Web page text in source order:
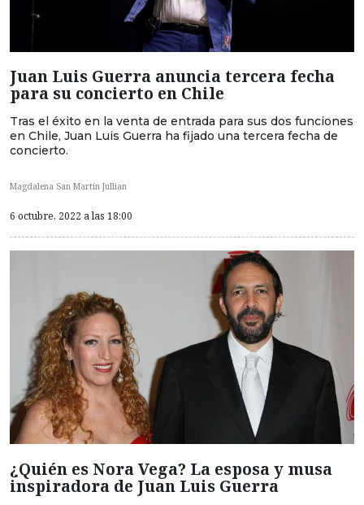
Juan Luis Guerra anuncia tercera fecha
para su concierto en Chile
Tras el éxito en la venta de entrada para sus dos funciones
en Chile, Juan Luis Guerra ha fijado una tercera fecha de
concierto.
Magdalena San Martín Jullian
6 octubre, 2022 a las 18:00
¿Quién es Nora Vega? La esposa y musa
inspiradora de Juan Luis Guerra